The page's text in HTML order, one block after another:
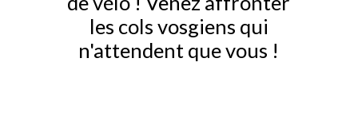
les cols vosgiens qui
n'attendent que vous !